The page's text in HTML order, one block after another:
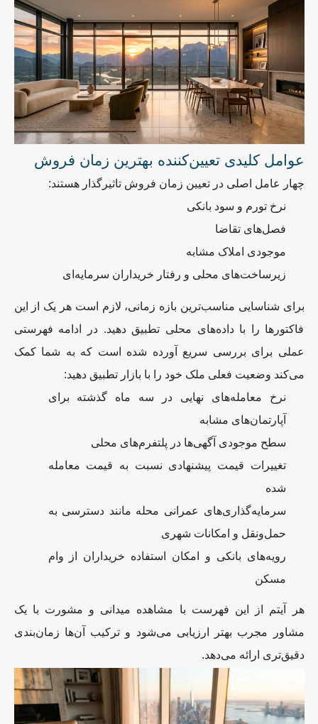
عوامل کلیدی تعیین‌کننده بهترین زمان فروش
چهار عامل اصلی در تعیین زمان فروش تاثیرگذار هستند:
نرخ تورم و سود بانکی
فصل‌های تقاضا
موجودی املاک مشابه
زیرساخت‌های محلی و رفتار خریداران سرمایه‌ای
برای شناسایی مناسب‌ترین بازه زمانی، لازم است هر یک از این
فاکتورها را با داده‌های محلی تطبیق دهید. در ادامه فهرستی
عملی برای بررسی سریع آورده شده است که به شما کمک
می‌کند وضعیت فعلی ملک خود را با بازار تطبیق دهید:
نرخ معامله‌های نهایی در سه ماه گذشته برای
آپارتمان‌های مشابه
سطح موجودی آگهی‌ها در پلتفرم‌های محلی
تغییرات قیمت پیشنهادی نسبت به قیمت معامله
شده
سرمایه‌گذاری‌های عمرانی محله مانند دسترسی به
حمل‌ونقل و امکانات شهری
رویه‌های بانکی و امکان استفاده خریداران از وام
مسکن
هر آیتم از این فهرست با مشاهده میدانی و مشورت با یک
مشاور مجرب بهتر ارزیابی می‌شود و ترکیب آن‌ها زمان‌بندی
دقیق‌تری ارائه می‌دهد.